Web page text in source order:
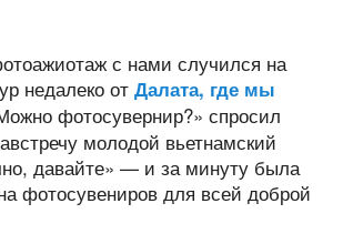
с нами случился на
недалеко от Далата, где мы
фотосувернир?» спросил
молодой вьетнамский
давайте» — и за минуту была
фотосувениров для всей доброй